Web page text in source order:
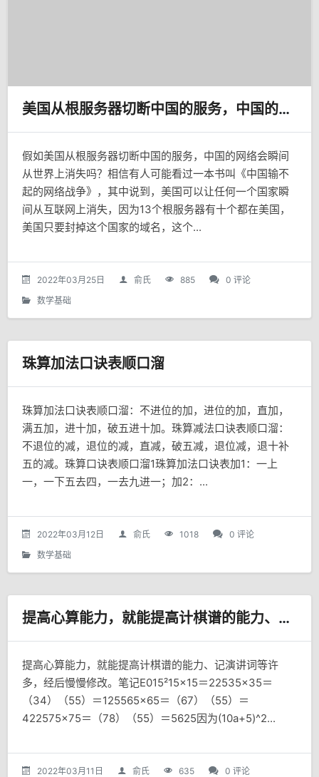
美国从根服务器切断中国的服务，中国的网络会瞬间从世界上消失吗？
假如美国从根服务器切断中国的服务，中国的网络会瞬间
从世界上消失吗？相信有人可能看过一本书叫《中国输不
起的网络战争》，其中说到，美国可以让任何一个国家瞬
间从互联网上消失，因为13个根服务器有十个都在美国，
美国只要封掉这个国家的域名，这个...
2022年03月25日 俞氏 885
0 评论
数学基础
珠算加法口诀表顺口溜
珠算加法口诀表顺口溜：不进位的加，进位的加，直加，
满五加，进十加，破五进十加。珠算减法口诀表顺口溜：
不退位的减，退位的减，直减，破五减，退位减，退十补
五的减。珠算口诀表顺口溜1珠算加法口诀表加1：一上
一，一下五去四，一去九进一；加2：...
2022年03月12日 俞氏 1018
0 评论
数学基础
提高心算能力，就能提高计棋谱的能力、记演讲词等许多，经后慢慢修改。
提高心算能力，就能提高计棋谱的能力、记演讲词等许
多，经后慢慢修改。笔记E015²15×15＝22535×35＝
（34）（55）＝125565×65＝（67）（55）＝
422575×75＝（78）（55）＝5625因为(10a+5)^2...
2022年03月11日 俞氏 635
0 评论